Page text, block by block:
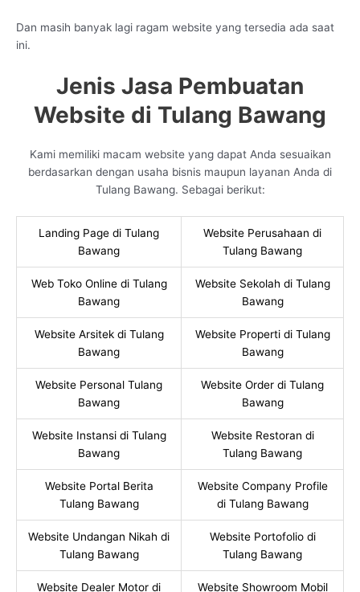
Dan masih banyak lagi ragam website yang tersedia ada saat
ini.
Jenis Jasa Pembuatan
Website di Tulang Bawang
Kami memiliki macam website yang dapat Anda sesuaikan
berdasarkan dengan usaha bisnis maupun layanan Anda di
Tulang Bawang. Sebagai berikut:
Landing Page di Tulang
Bawang
Website Perusahaan di
Tulang Bawang
Web Toko Online di Tulang
Bawang
Website Sekolah di Tulang
Bawang
Website Arsitek di Tulang
Bawang
Website Properti di Tulang
Bawang
Website Personal Tulang
Bawang
Website Order di Tulang
Bawang
Website Instansi di Tulang
Bawang
Website Restoran di
Tulang Bawang
Website Portal Berita
Tulang Bawang
Website Company Profile
di Tulang Bawang
Website Undangan Nikah di
Tulang Bawang
Website Portofolio di
Tulang Bawang
Website Dealer Motor di Website Showroom Mobil